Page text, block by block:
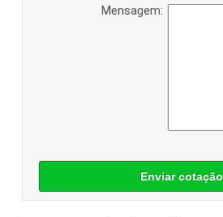
Mensagem:
Enviar cotação